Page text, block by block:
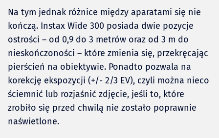
Na tym jednak różnice między aparatami się nie
kończą. Instax Wide 300 posiada dwie pozycje
ostrości – od 0,9 do 3 metrów oraz od 3 m do
nieskończoności – które zmienia się, przekręcając
pierścień na obiektywie. Ponadto pozwala na
korekcję ekspozycji (+/- 2/3 EV), czyli można nieco
ściemnić lub rozjaśnić zdjęcie, jeśli to, które
zrobiło się przed chwilą nie zostało poprawnie
naświetlone.